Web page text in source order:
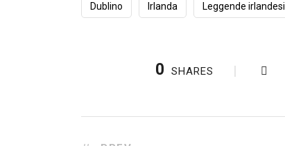
Dublino Irlanda Leggende irlandesi
0 SHARES